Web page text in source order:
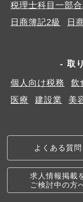
税理士科目一部
日商簿記2級
日
取
個人向け税務
飲
医療
建設業 美
よくある質問
求人情報掲載
ご検討中の方